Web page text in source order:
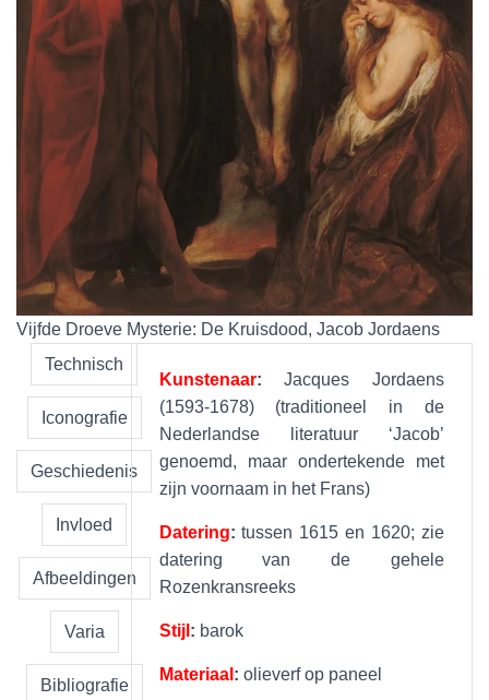
Vijfde Droeve Mysterie: De Kruisdood, Jacob Jordaens
Technisch
Iconografie
Geschiedenis
Invloed
Afbeeldingen
Varia
Bibliografie
Kunstenaar: Jacques Jordaens
(1593-1678) (traditioneel in de
Nederlandse literatuur ‘Jacob’
genoemd, maar ondertekende met
zijn voornaam in het Frans)
Datering:tussen 1615 en 1620; zie
datering van de gehele
Rozenkransreeks
Stijl : barok
Materiaal : olieverf op paneel